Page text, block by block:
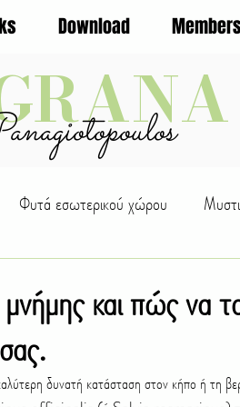
Download Members
Φυτά εσωτερικού χώρου
και πώς να